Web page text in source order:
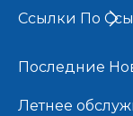
Ссылки По
Последние
Летнее